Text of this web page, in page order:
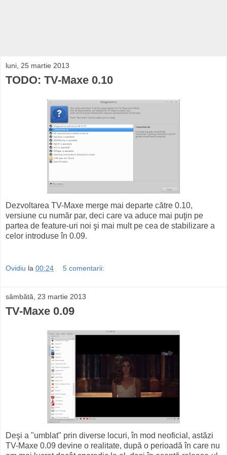
luni, 25 martie 2013
TODO: TV-Maxe 0.10
Dezvoltarea TV-Maxe merge mai departe către 0.10,
versiune cu număr par, deci care va aduce mai puţin pe
partea de feature-uri noi şi mai mult pe cea de stabilizare a
celor introduse în 0.09.
Ovidiu la 00:24 5 comentarii:
sâmbătă, 23 martie 2013
TV-Maxe 0.09
Deşi a "umblat" prin diverse locuri, în mod neoficial, astăzi
TV-Maxe 0.09 devine o realitate, după o perioadă în care nu